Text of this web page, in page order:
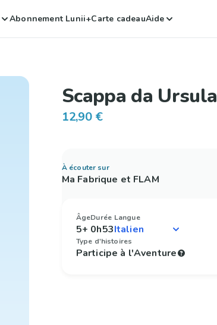
Abonnement Lunii+Carte cadeauAide
Scappa da Ursula
12,90 €
À écouter sur
Ma Fabrique et FLAM
Âge
5+
Durée
0h53
Langue
Type d'histoires
Participe à l'Aventure